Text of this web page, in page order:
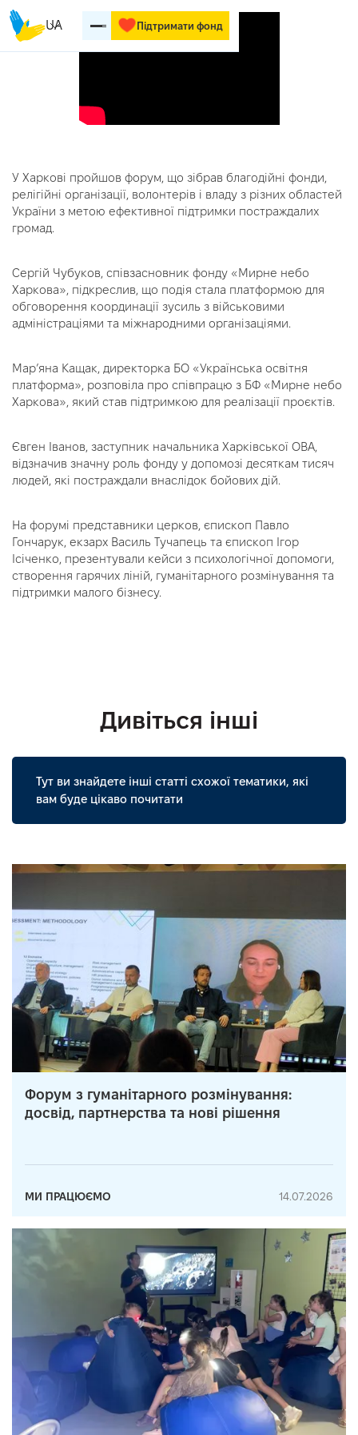
UA Підтримати фонд
У Харкові пройшов форум, що зібрав благодійні фонди,
релігійні організації, волонтерів і владу з різних областей
України з метою ефективної підтримки постраждалих
громад.
Сергій Чубуков, співзасновник фонду «Мирне небо
Харкова», підкреслив, що подія стала платформою для
обговорення координації зусиль з військовими
адміністраціями та міжнародними організаціями.
Марʼяна Кащак, директорка БО «Українська освітня
платформа», розповіла про співпрацю з БФ «Мирне небо
Харкова», який став підтримкою для реалізації проєктів.
Євген Іванов, заступник начальника Харківської ОВА,
відзначив значну роль фонду у допомозі десяткам тисяч
людей, які постраждали внаслідок бойових дій.
На форумі представники церков, єпископ Павло
Гончарук, екзарх Василь Тучапець та єпископ Ігор
Ісіченко, презентували кейси з психологічної допомоги,
створення гарячих ліній, гуманітарного розмінування та
підтримки малого бізнесу.
Дивіться інші
Тут ви знайдете інші статті схожої тематики, які
вам буде цікаво почитати
Форум з гуманітарного розмінування:
досвід, партнерства та нові рішення
МИ ПРАЦЮЄМО 14.07.2026